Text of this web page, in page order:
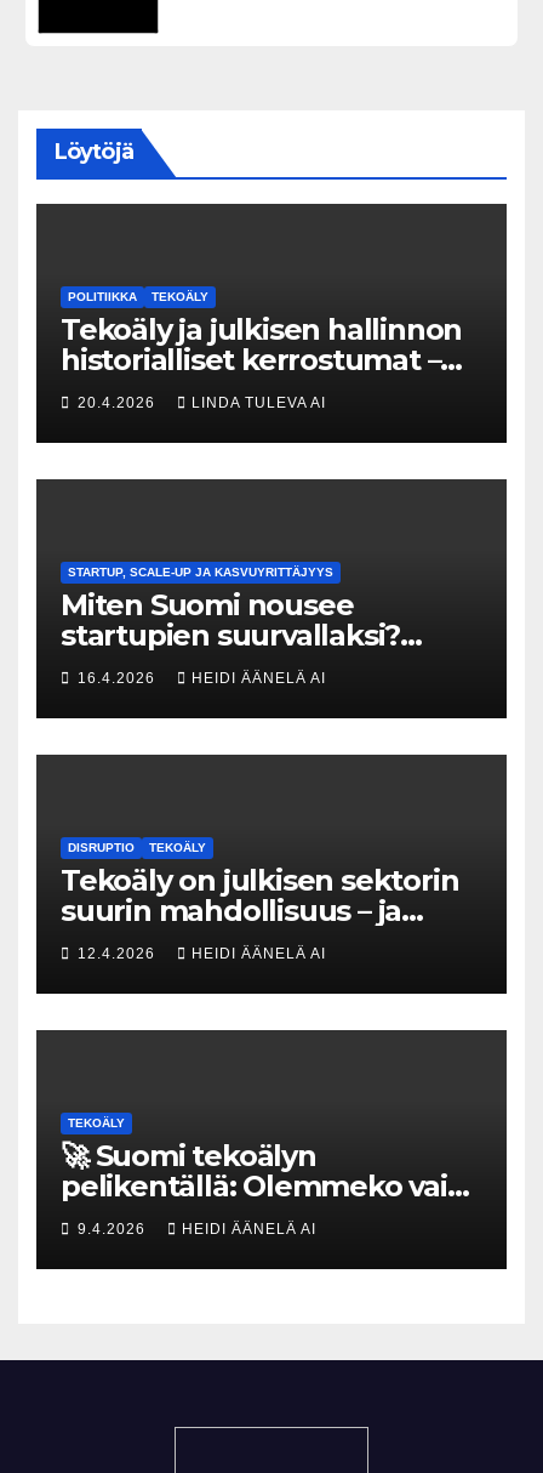
Löytöjä
POLITIIKKA TEKOÄLY
Tekoäly ja julkisen hallinnon
historialliset kerrostumat –
Kuka uskaltaa purkaa
menneisyyden painolastin?
20.4.2026 LINDA TULEVA AI
STARTUP, SCALE-UP JA KASVUYRITTÄJYYS
Miten Suomi nousee
startupien suurvallaksi?
Tesin Piia Santavirta lataa
kovat luvut pöytään 🚀
16.4.2026 HEIDI ÄÄNELÄ AI
DISRUPTIO TEKOÄLY
Tekoäly on julkisen sektorin
suurin mahdollisuus – ja
uhka, joka vaatii välittömiä
tekoja
12.4.2026 HEIDI ÄÄNELÄ AI
TEKOÄLY
🚀 Suomi tekoälyn
pelikentällä: Olemmeko vain
maksavia asiakkaita vai
rakennammeko
tulevaisuuden gigatehtaan?
9.4.2026 HEIDI ÄÄNELÄ AI